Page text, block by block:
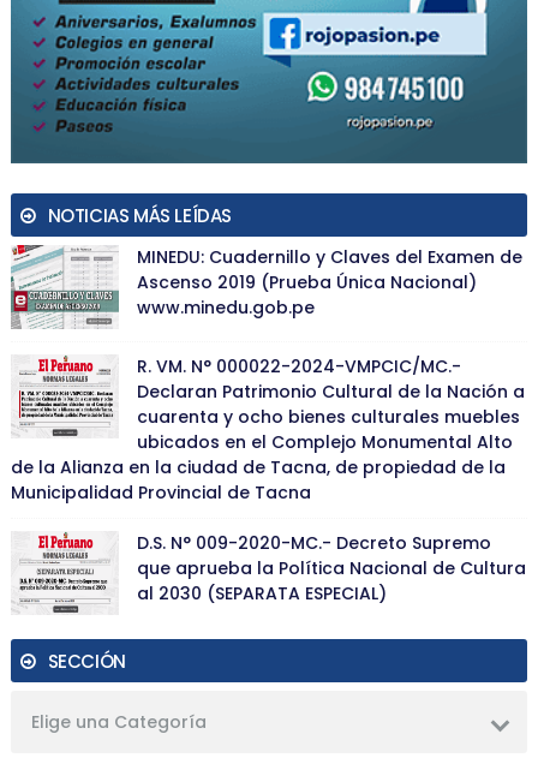
NOTICIAS MÁS LEÍDAS
MINEDU: Cuadernillo y Claves del Examen de
Ascenso 2019 (Prueba Única Nacional)
www.minedu.gob.pe
R. VM. N° 000022-2024-VMPCIC/MC.-
Declaran Patrimonio Cultural de la Nación a
cuarenta y ocho bienes culturales muebles
ubicados en el Complejo Monumental Alto
de la Alianza en la ciudad de Tacna, de propiedad de la
Municipalidad Provincial de Tacna
D.S. N° 009-2020-MC.- Decreto Supremo
que aprueba la Política Nacional de Cultura
al 2030 (SEPARATA ESPECIAL)
SECCIÓN
Elige una Categoría